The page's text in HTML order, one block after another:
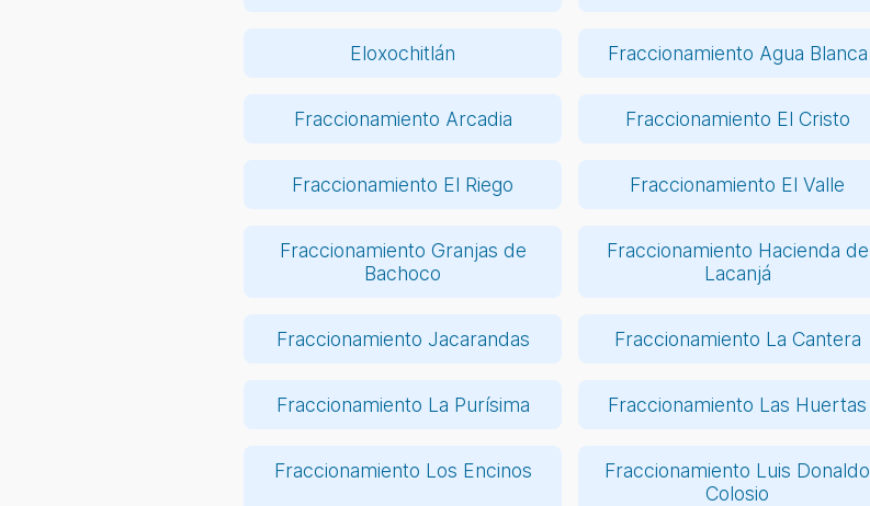
Eloxochitlán Fraccionamiento Agua Blanca
Fraccionamiento Arcadia Fraccionamiento El Cristo
Fraccionamiento El Riego Fraccionamiento El Valle
Fraccionamiento Granjas de
Bachoco
Fraccionamiento Hacienda de
Lacanjá
Fraccionamiento Jacarandas Fraccionamiento La Cantera
Fraccionamiento La Purísima Fraccionamiento Las Huertas
Fraccionamiento Los Encinos
Fraccionamiento Luis Donaldo
Colosio